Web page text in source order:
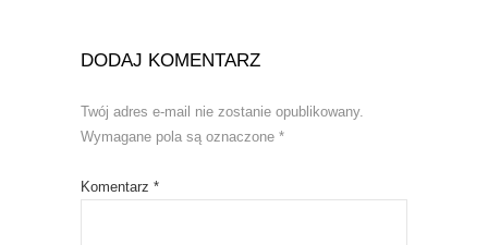
DODAJ KOMENTARZ
Twój adres e-mail nie zostanie opublikowany.
Wymagane pola są oznaczone *
Komentarz *